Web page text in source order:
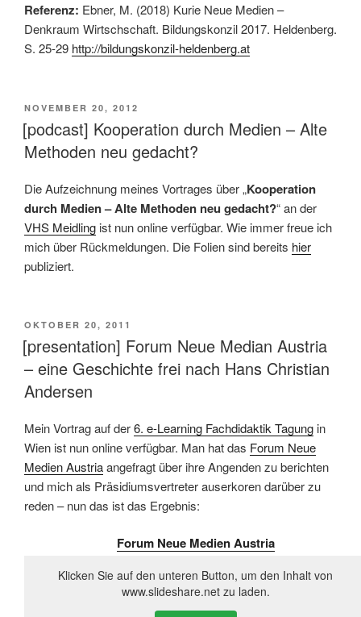
Referenz: Ebner, M. (2018) Kurie Neue Medien –
Denkraum Wirtschschaft. Bildungskonzil 2017. Heldenberg.
S. 25-29 http://bildungskonzil-heldenberg.at
VERÖFFENTLICHT
AM
NOVEMBER 20, 2012
[podcast] Kooperation durch Medien – Alte
Methoden neu gedacht?
Die Aufzeichnung meines Vortrages über „Kooperation
durch Medien – Alte Methoden neu gedacht?“ an der
VHS Meidling ist nun online verfügbar. Wie immer freue ich
mich über Rückmeldungen. Die Folien sind bereits hier
publiziert.
VERÖFFENTLICHT
AM
OKTOBER 20, 2011
[presentation] Forum Neue Median Austria
– eine Geschichte frei nach Hans Christian
Andersen
Mein Vortrag auf der6. e-Learning Fachdidaktik Tagung in
Wien ist nun online verfügbar. Man hat das Forum Neue
Medien Austriaangefragt über ihre Angenden zu berichten
und mich als Präsidiumsvertreter auserkoren darüber zu
reden – nun das ist das Ergebnis:
Forum Neue Medien Austria
Klicken Sie auf den unteren Button, um den Inhalt von
www.slideshare.net zu laden.